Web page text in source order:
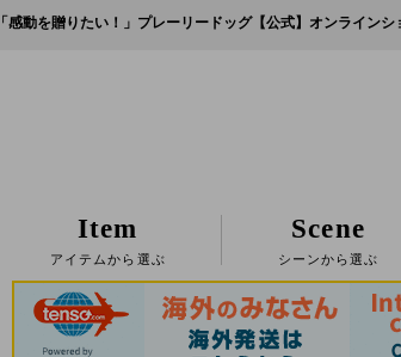
「感動を贈りたい！」プレーリードッグ【公式】オンラインシ
Item
アイテムから選ぶ
Scene
シーンから選ぶ
検索